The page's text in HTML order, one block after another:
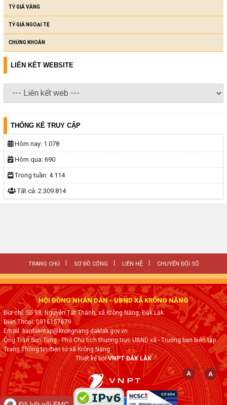
TỶ GIÁ VÀNG
TỶ GIÁ NGOẠI TỆ
CHỨNG KHOÁN
LIÊN KẾT WEBSITE
THỐNG KÊ TRUY CẬP
Hôm nay: 1.078
Hôm qua: 690
Trong tuần: 4.114
Tất cả: 2.309.814
TRANG CHỦ SƠ ĐỒ CỔNG LIÊN HỆ CHUYỂN ĐỔI SỐ
HỘI ĐỒNG NHÂN DÂN - UBND XÃ KRÔNG NĂNG
Địa chỉ: Số 98, Nguyễn Tất Thành, xã Krông Năng, Đắk Lắk
Điện Thoại: 0916157679
Email: banbientap@krongnang.daklak.gov.vn
Ông Trần Sơn Tùng - Phó Chủ tịch thường trực UBND xã - Trưởng ban biên tập
Trang Thông tin điện tử xã Krông Năng
Thiết kế bởiVNPT ĐẮK LẮK